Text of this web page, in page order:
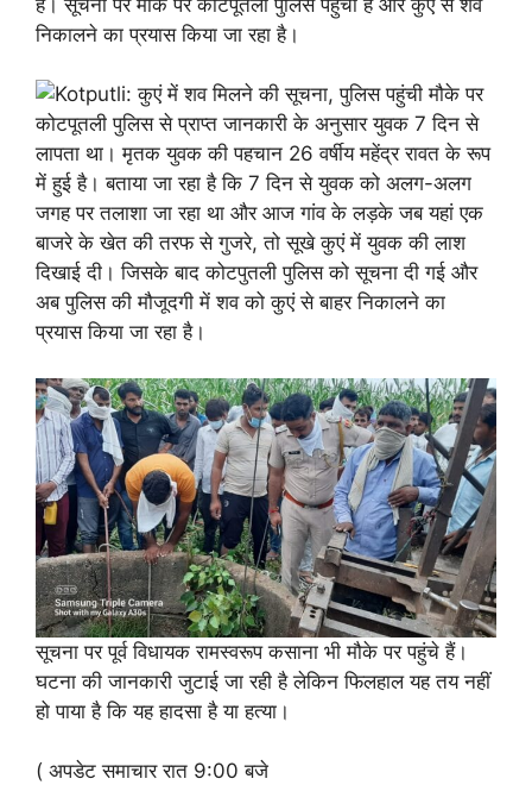
निकालने का प्रयास किया जा रहा है।
कोटपूतली पुलिस से प्राप्त जानकारी के अनुसार युवक 7 दिन से
लापता था। मृतक युवक की पहचान 26 वर्षीय महेंद्र रावत के रूप
में हुई है। बताया जा रहा है कि 7 दिन से युवक को अलग-अलग
जगह पर तलाशा जा रहा था और आज गांव के लड़के जब यहां एक
बाजरे के खेत की तरफ से गुजरे, तो सूखे कुएं में युवक की लाश
दिखाई दी। जिसके बाद कोटपुतली पुलिस को सूचना दी गई और
अब पुलिस की मौजूदगी में शव को कुएं से बाहर निकालने का
प्रयास किया जा रहा है।
सूचना पर पूर्व विधायक रामस्वरूप कसाना भी मौके पर पहुंचे हैं।
घटना की जानकारी जुटाई जा रही है लेकिन फिलहाल यह तय नहीं
हो पाया है कि यह हादसा है या हत्या।
( अपडेट समाचार रात 9:00 बजे